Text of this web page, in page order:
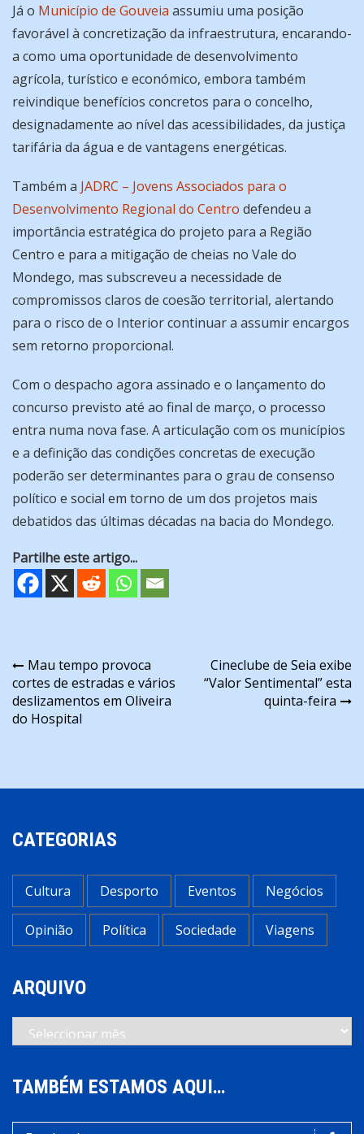
Já o Município de Gouveia assumiu uma posição
favorável à concretização da infraestrutura, encarando-
a como uma oportunidade de desenvolvimento
agrícola, turístico e económico, embora também
reivindique benefícios concretos para o concelho,
designadamente ao nível das acessibilidades, da justiça
tarifária da água e de vantagens energéticas.
Também a JADRC – Jovens Associados para o
Desenvolvimento Regional do Centro defendeu a
importância estratégica do projeto para a Região
Centro e para a mitigação de cheias no Vale do
Mondego, mas subscreveu a necessidade de
compromissos claros de coesão territorial, alertando
para o risco de o Interior continuar a assumir encargos
sem retorno proporcional.
Com o despacho agora assinado e o lançamento do
concurso previsto até ao final de março, o processo
entra numa nova fase. A articulação com os municípios
e a definição das condições concretas de execução
poderão ser determinantes para o grau de consenso
político e social em torno de um dos projetos mais
debatidos das últimas décadas na bacia do Mondego.
Partilhe este artigo...
Navegação
de
artigos
Mau tempo provoca
cortes de estradas e vários
deslizamentos em Oliveira
do Hospital
Cineclube de Seia exibe
“Valor Sentimental” esta
quinta-feira
CATEGORIAS
Cultura Desporto Eventos Negócios
Opinião Política Sociedade Viagens
ARQUIVO
Arquivo
TAMBÉM ESTAMOS AQUI…